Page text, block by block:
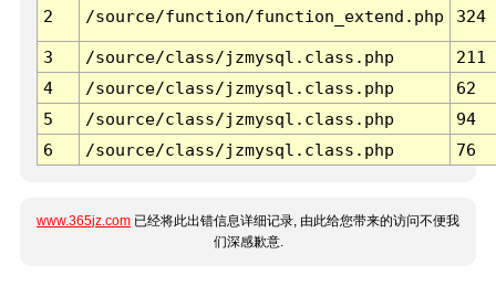
2 /source/function/function_extend.php 324
3 /source/class/jzmysql.class.php
211
4
/source/class/jzmysql.class.php
62
5
/source/class/jzmysql.class.php
94
6
/source/class/jzmysql.class.php 76
www.365jz.com 已经将此出错信息详细记录, 由此给您带来的访问不便我
们深感歉意.